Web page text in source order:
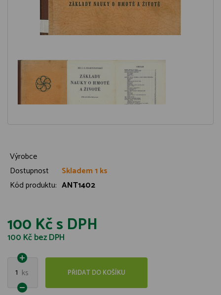
Výrobce
Dostupnost
Skladem 1 ks
Kód produktu: ANT1402
100 Kčs DPH
100 Kčbez DPH
1 ks PŘIDAT DO KOŠÍKU